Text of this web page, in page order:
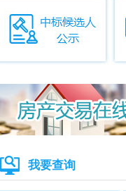
我要查询